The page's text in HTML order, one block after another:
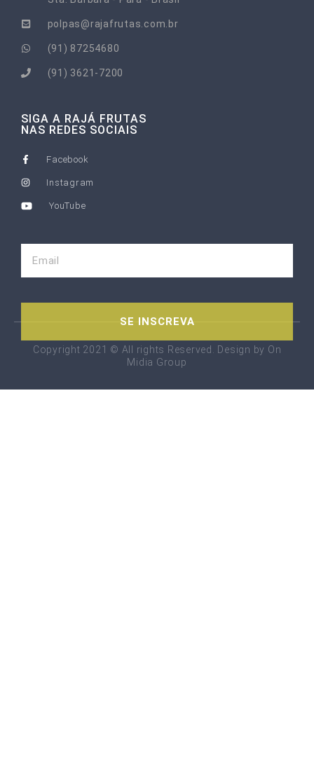
polpas@rajafrutas.com.br
(91) 87254680
(91) 3621-7200
SIGA A RAJÁ FRUTAS
NAS REDES SOCIAIS
Facebook
Instagram
YouTube
SE INSCREVA
Copyright 2021 © All rights Reserved. Design by On
Midia Group